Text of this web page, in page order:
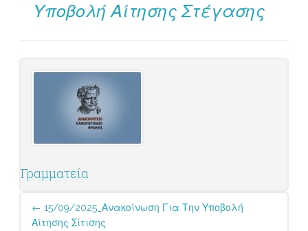
Υποβολή Αίτησης Στέγασης
Γραμματεία
Post
navigation
← 15/09/2025_Ανακοίνωση Για Την Υποβολή
Αίτησης Σίτισης